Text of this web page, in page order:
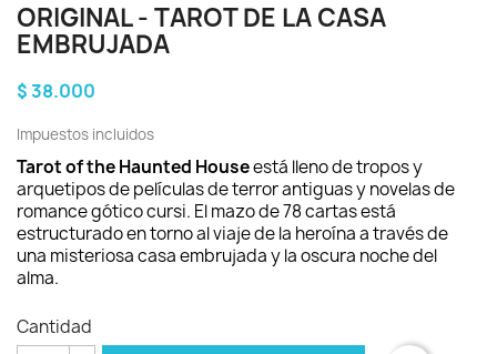
ORIGINAL - TAROT DE LA CASA
EMBRUJADA
$ 38.000
Impuestos incluidos
Tarot of the Haunted Houseestá lleno de tropos y
arquetipos de películas de terror antiguas y novelas de
romance gótico cursi. El mazo de 78 cartas está
estructurado en torno al viaje de la heroína a través de
una misteriosa casa embrujada y la oscura noche del
alma.
Cantidad